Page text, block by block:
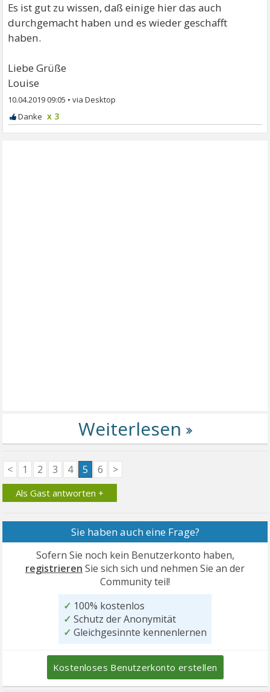
Es ist gut zu wissen, daß einige hier das auch
durchgemacht haben und es wieder geschafft
haben.
Liebe Grüße
Louise
10.04.2019 09:05 •
x 3
< 1 2 3 4 5 6 >
Als Gast antworten +
Sie haben auch eine Frage?
Sofern Sie noch kein Benutzerkonto haben,
registrieren Sie sich sich und nehmen Sie an der
Community teil!
✓ 100% kostenlos
✓ Schutz der Anonymität
✓ Gleichgesinnte kennenlernen
Kostenloses Benutzerkonto erstellen